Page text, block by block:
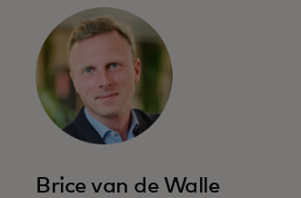
Brice van de Walle